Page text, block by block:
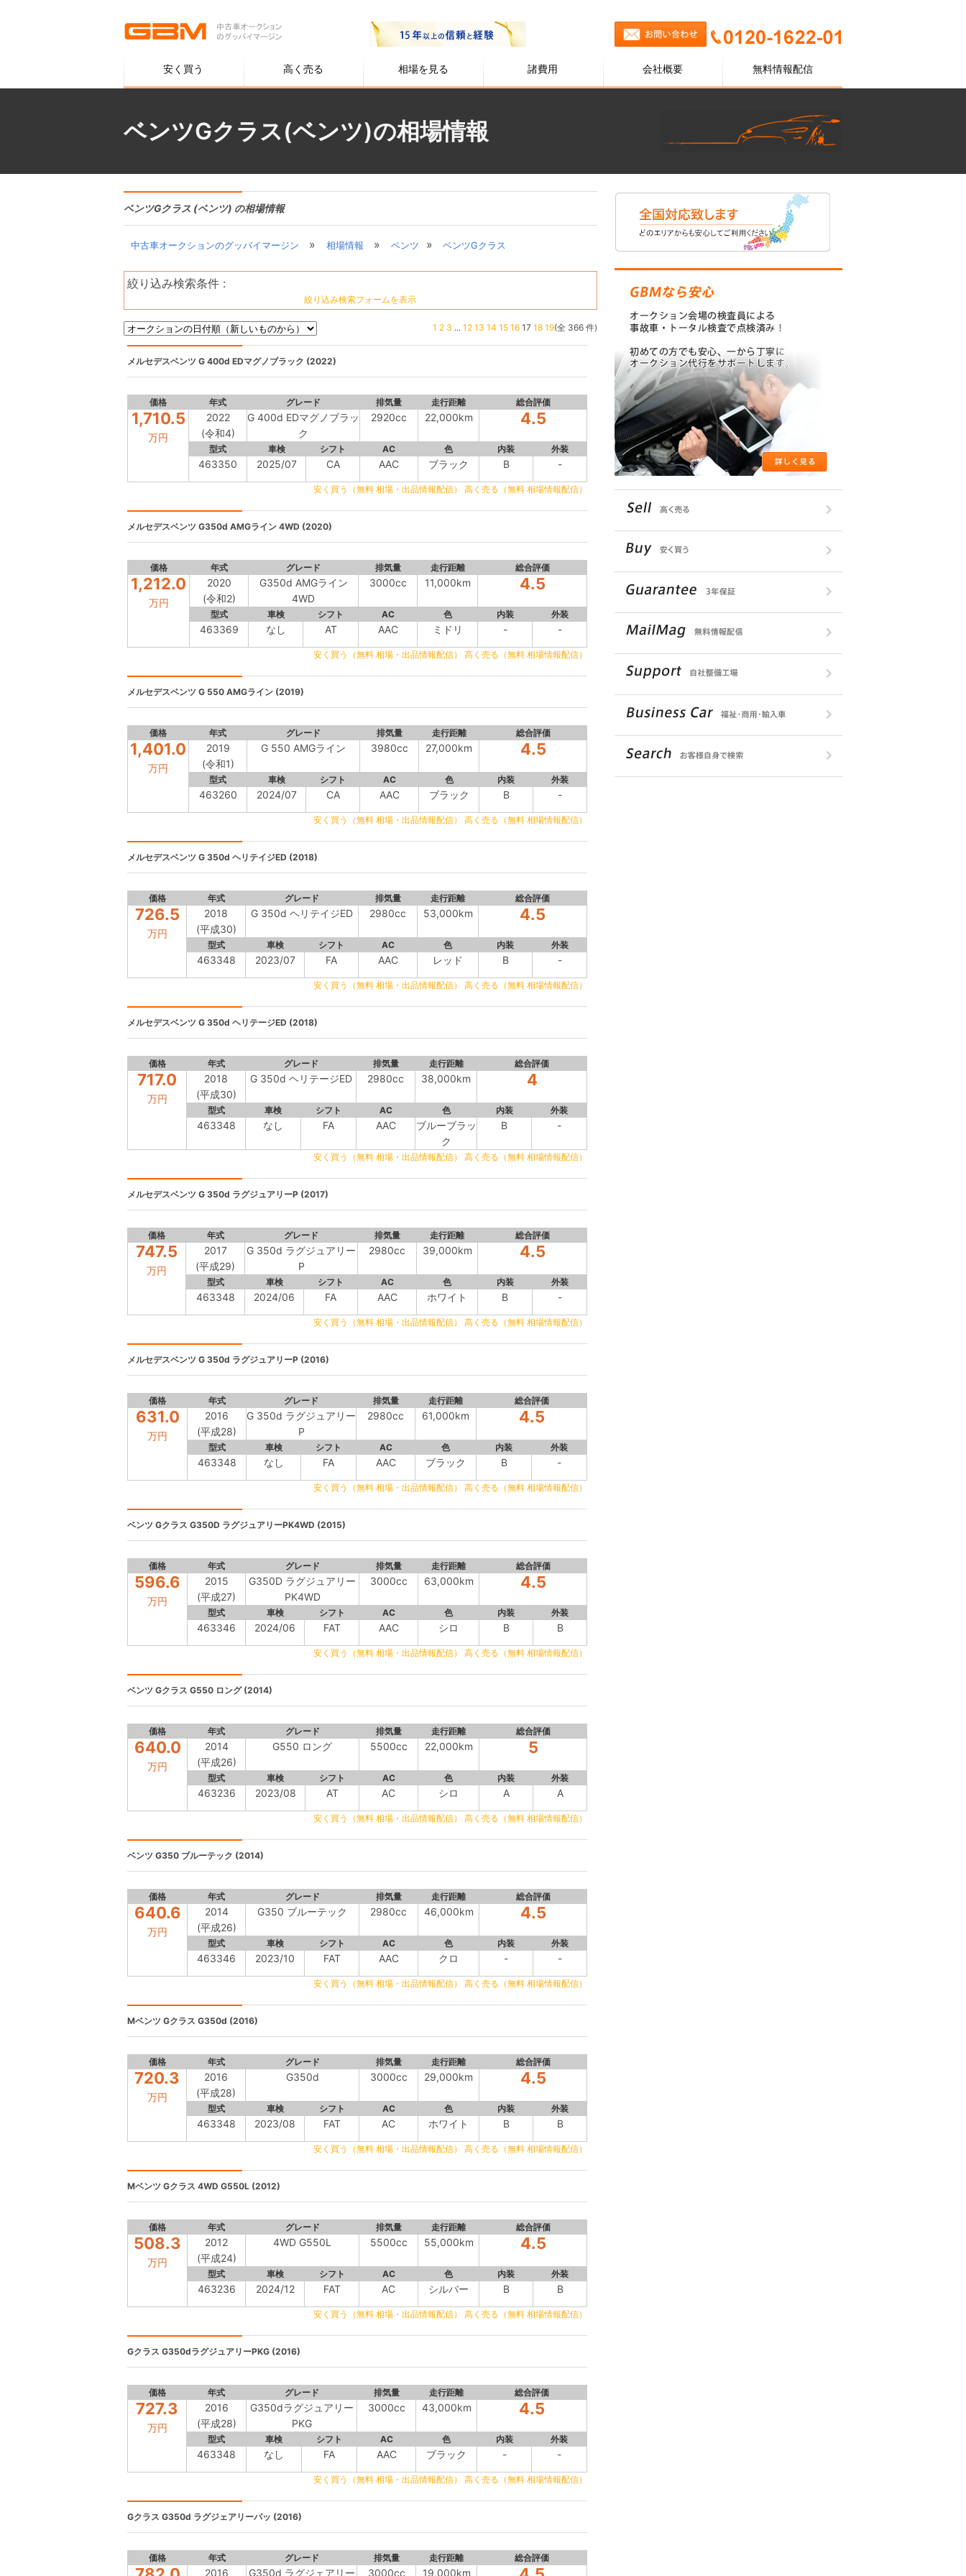
安く買う 高く売る 相場を見る 諸費用 会社概要 無料情報配信
ベンツGクラス(ベンツ)の相場情報
ベンツGクラス (ベンツ) の相場情報
中古車オークションのグッバイマージン » 相場情報 » ベンツ » ベンツGクラス
絞り込み検索条件 :
絞り込み検索フォームを表示
1 2 3 ... 12 13 14 15 1617 18 19(全 366 件)
メルセデスベンツ G 400d EDマグノブラック (2022)
価格 年式 グレード 排気量 走行距離 総合評価
1,710.5
万円
2022
(令和4)
G 400d EDマグノブラッ
ク
2920cc 22,000km 4.5
型式 車検 シフト AC 色 内装 外装
463350 2025/07 CA AAC ブラック B -
安く買う（無料 相場・出品情報配信） 高く売る（無料 相場情報配信）
メルセデスベンツ G350d AMGライン 4WD (2020)
価格 年式 グレード 排気量 走行距離 総合評価
1,212.0
万円
2020
(令和2)
G350d AMGライン
4WD
3000cc 11,000km 4.5
型式 車検 シフト AC 色 内装 外装
463369 なし AT AAC ミドリ - -
安く買う（無料 相場・出品情報配信） 高く売る（無料 相場情報配信）
メルセデスベンツ G 550 AMGライン (2019)
価格 年式 グレード 排気量 走行距離 総合評価
1,401.0
万円
2019
(令和1)
G 550 AMGライン 3980cc 27,000km 4.5
型式 車検 シフト AC 色 内装 外装
463260 2024/07 CA AAC ブラック B -
安く買う（無料 相場・出品情報配信） 高く売る（無料 相場情報配信）
メルセデスベンツ G 350d ヘリテイジED (2018)
価格 年式 グレード 排気量 走行距離 総合評価
726.5
万円
2018
(平成30)
G 350d ヘリテイジED 2980cc 53,000km 4.5
型式 車検 シフト AC 色 内装 外装
463348 2023/07 FA AAC レッド B -
安く買う（無料 相場・出品情報配信） 高く売る（無料 相場情報配信）
メルセデスベンツ G 350d ヘリテージED (2018)
価格 年式 グレード 排気量 走行距離 総合評価
717.0
万円
2018
(平成30)
G 350d ヘリテージED 2980cc 38,000km 4
型式 車検 シフト AC 色 内装 外装
463348 なし FA AAC
ブルーブラッ
ク
B -
安く買う（無料 相場・出品情報配信） 高く売る（無料 相場情報配信）
メルセデスベンツ G 350d ラグジュアリーP (2017)
価格 年式 グレード 排気量 走行距離 総合評価
747.5
万円
2017
(平成29)
G 350d ラグジュアリー
P
2980cc 39,000km 4.5
型式 車検 シフト AC 色 内装 外装
463348 2024/06 FA AAC ホワイト B -
安く買う（無料 相場・出品情報配信） 高く売る（無料 相場情報配信）
メルセデスベンツ G 350d ラグジュアリーP (2016)
価格 年式 グレード 排気量 走行距離 総合評価
631.0
万円
2016
(平成28)
G 350d ラグジュアリー
P
2980cc 61,000km 4.5
型式 車検 シフト AC 色 内装 外装
463348 なし FA AAC ブラック B -
安く買う（無料 相場・出品情報配信） 高く売る（無料 相場情報配信）
ベンツ Gクラス G350D ラグジュアリーPK4WD (2015)
価格 年式 グレード 排気量 走行距離 総合評価
596.6
万円
2015
(平成27)
G350D ラグジュアリー
PK4WD
3000cc 63,000km 4.5
型式 車検 シフト AC 色 内装 外装
463346 2024/06 FAT AAC シロ B B
安く買う（無料 相場・出品情報配信） 高く売る（無料 相場情報配信）
ベンツ Gクラス G550 ロング (2014)
価格 年式 グレード 排気量 走行距離 総合評価
640.0
万円
2014
(平成26)
G550 ロング 5500cc 22,000km 5
型式 車検 シフト AC 色 内装 外装
463236 2023/08 AT AC シロ A A
安く買う（無料 相場・出品情報配信） 高く売る（無料 相場情報配信）
ベンツ G350 ブルーテック (2014)
価格 年式 グレード 排気量 走行距離 総合評価
640.6
万円
2014
(平成26)
G350 ブルーテック 2980cc 46,000km 4.5
型式 車検 シフト AC 色 内装 外装
463346 2023/10 FAT AAC クロ - -
安く買う（無料 相場・出品情報配信） 高く売る（無料 相場情報配信）
Mベンツ Gクラス G350d (2016)
価格 年式 グレード 排気量 走行距離 総合評価
720.3
万円
2016
(平成28)
G350d 3000cc 29,000km 4.5
型式 車検 シフト AC 色 内装 外装
463348 2023/08 FAT AC ホワイト B B
安く買う（無料 相場・出品情報配信） 高く売る（無料 相場情報配信）
Mベンツ Gクラス 4WD G550L (2012)
価格 年式 グレード 排気量 走行距離 総合評価
508.3
万円
2012
(平成24)
4WD G550L 5500cc 55,000km 4.5
型式 車検 シフト AC 色 内装 外装
463236 2024/12 FAT AC シルバー B B
安く買う（無料 相場・出品情報配信） 高く売る（無料 相場情報配信）
Gクラス G350dラグジュアリーPKG (2016)
価格 年式 グレード 排気量 走行距離 総合評価
727.3
万円
2016
(平成28)
G350dラグジュアリー
PKG
3000cc 43,000km 4.5
型式 車検 シフト AC 色 内装 外装
463348 なし FA AAC ブラック - -
安く買う（無料 相場・出品情報配信） 高く売る（無料 相場情報配信）
Gクラス G350d ラグジェアリーパッ (2016)
価格 年式 グレード 排気量 走行距離 総合評価
2016 G350d ラグジェアリー 3000cc 19,000km